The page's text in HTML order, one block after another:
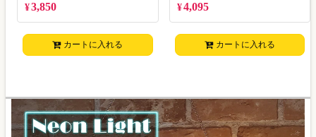
¥3,850
カートに入れる
¥4,095
カートに入れる